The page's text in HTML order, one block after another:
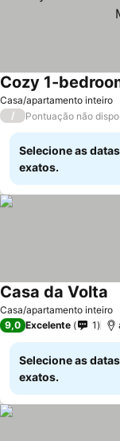
Casa/apartamento inteiro
/ Pontuação não
Selecione as
exatos.
Casa/apartamento inteiro
Casa da Volta
9,0 Excelente 1
Selecione as
exatos.